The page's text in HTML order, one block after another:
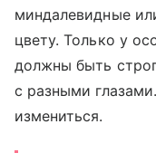
миндалевидные
цвету. Только у
должны быть
с разными
измениться.